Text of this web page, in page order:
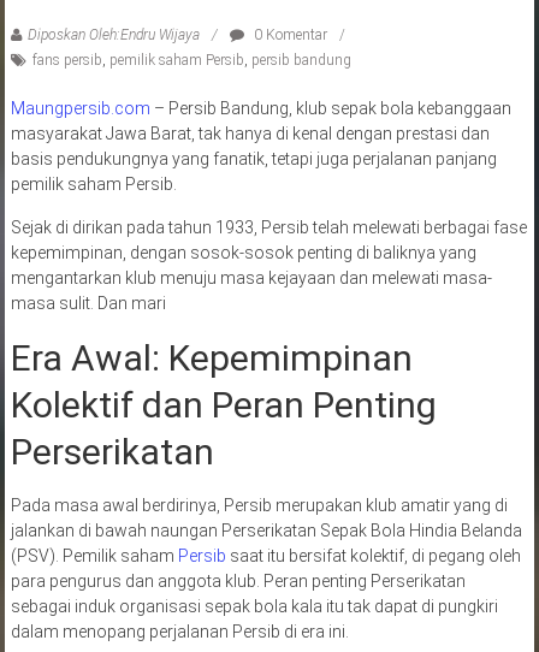
Diposkan Oleh:Endru Wijaya
0 Komentar
fans persib pemilik saham Persib persib bandung
Maungpersib.com – Persib Bandung, klub sepak bola kebanggaan
masyarakat Jawa Barat, tak hanya di kenal dengan prestasi dan
basis pendukungnya yang fanatik, tetapi juga perjalanan panjang
pemilik saham Persib.
Sejak di dirikan pada tahun 1933, Persib telah melewati berbagai fase
kepemimpinan, dengan sosok-sosok penting di baliknya yang
mengantarkan klub menuju masa kejayaan dan melewati masa-
masa sulit. Dan mari
Era Awal: Kepemimpinan
Kolektif dan Peran Penting
Perserikatan
Pada masa awal berdirinya, Persib merupakan klub amatir yang di
jalankan di bawah naungan Perserikatan Sepak Bola Hindia Belanda
(PSV). Pemilik saham Persib saat itu bersifat kolektif, di pegang oleh
para pengurus dan anggota klub. Peran penting Perserikatan
sebagai induk organisasi sepak bola kala itu tak dapat di pungkiri
dalam menopang perjalanan Persib di era ini.